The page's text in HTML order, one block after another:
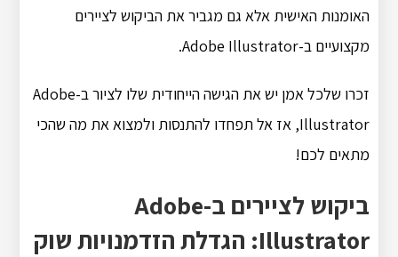
האומנות האישית אלא גם מגביר את הביקוש לציירים
מקצועיים ב-Adobe Illustrator.
זכרו שלכל אמן יש את הגישה הייחודית שלו לציור ב-Adobe
Illustrator, אז אל תפחדו להתנסות ולמצוא את מה שהכי
מתאים לכם!
ביקוש לציירים ב-Adobe
Illustrator: הגדלת הזדמנויות שוק